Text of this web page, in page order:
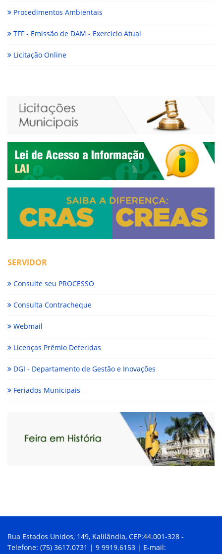
Procedimentos Ambientais
TFF - Emissão de DAM - Exercício Atual
Licitação Online
SERVIDOR
Consulte seu PROCESSO
Consulta Contracheque
Webmail
Licenças Prêmio Deferidas
DGI - Departamento de Gestão e Inovações
Feriados Municipais
Rua Estados Unidos, 149, Kalilândia, CEP:44.001-328 -
Telefone: (75) 3617.0731 | 9 9919.6153 | E-mail: